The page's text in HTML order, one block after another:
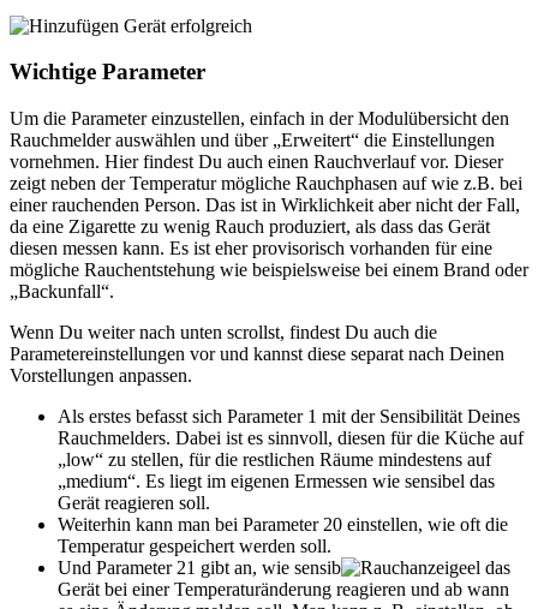
Wichtige Parameter
Um die Parameter einzustellen, einfach in der Modulübersicht den
Rauchmelder auswählen und über „Erweitert“ die Einstellungen
vornehmen. Hier findest Du auch einen Rauchverlauf vor. Dieser
zeigt neben der Temperatur mögliche Rauchphasen auf wie z.B. bei
einer rauchenden Person. Das ist in Wirklichkeit aber nicht der Fall,
da eine Zigarette zu wenig Rauch produziert, als dass das Gerät
diesen messen kann. Es ist eher provisorisch vorhanden für eine
mögliche Rauchentstehung wie beispielsweise bei einem Brand oder
„Backunfall“.
Wenn Du weiter nach unten scrollst, findest Du auch die
Parametereinstellungen vor und kannst diese separat nach Deinen
Vorstellungen anpassen.
Als erstes befasst sich Parameter 1 mit der Sensibilität Deines
Rauchmelders. Dabei ist es sinnvoll, diesen für die Küche auf
„low“ zu stellen, für die restlichen Räume mindestens auf
„medium“. Es liegt im eigenen Ermessen wie sensibel das
Gerät reagieren soll.
Weiterhin kann man bei Parameter 20 einstellen, wie oft die
Temperatur gespeichert werden soll.
Und Parameter 21 gibt an, wie sensib
el das
Gerät bei einer Temperaturänderung reagieren und ab wann